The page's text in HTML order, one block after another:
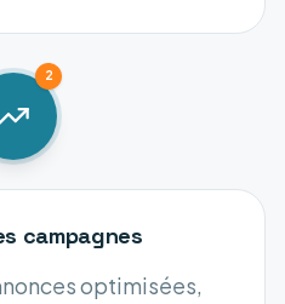
2
campagnes
optimisées,